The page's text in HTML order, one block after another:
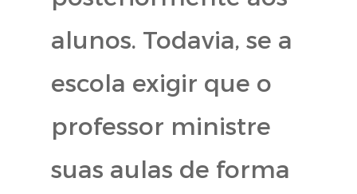
alunos. Todavia, se a
escola exigir que o
professor ministre
suas aulas de forma